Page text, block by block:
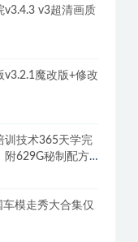
v3.4.3 v3超清画质
v3.2.1魔改版+修改
训技术365天学完
附629G秘制配方
模走秀大合集仅